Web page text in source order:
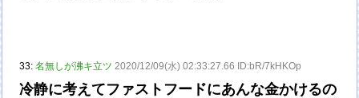
33:名無しが沸キ立ツ 2020/12/09(水) 02:33:27.66 ID:bR/7kHKOp
冷静に考えてファストフードにあんな金かけるの